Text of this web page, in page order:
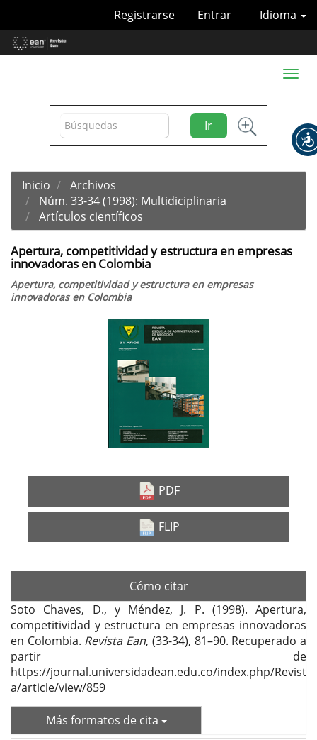
Contenido
principal
Idioma
Registrarse Entrar
Ir
Toggle
Inicio
Archivos
Núm. 33-34 (1998): Multidiciplinaria
Artículos científicos
Apertura, competitividad y estructura en empresas
innovadoras en Colombia
Apertura, competitividad y estructura en empresas
innovadoras en Colombia
PDF
FLIP
Cómo citar
Soto Chaves, D., y Méndez, J. P. (1998). Apertura,
competitividad y estructura en empresas innovadoras
en Colombia. Revista Ean, (33-34), 81–90. Recuperado a
partir de
https://journal.universidadean.edu.co/index.php/Revist
a/article/view/859
Más formatos de cita